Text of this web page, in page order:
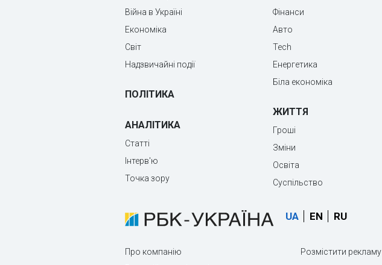
Війна в Україні
Економіка
Світ
Надзвичайні події
ПОЛІТИКА
АНАЛІТИКА
Статті
Інтерв'ю
Точка зору
Фінанси
Авто
Tech
Енергетика
Біла економіка
ЖИТТЯ
Гроші
Зміни
Освіта
Суспільство
UA EN RU
Про компанію
Розмістити рекламу